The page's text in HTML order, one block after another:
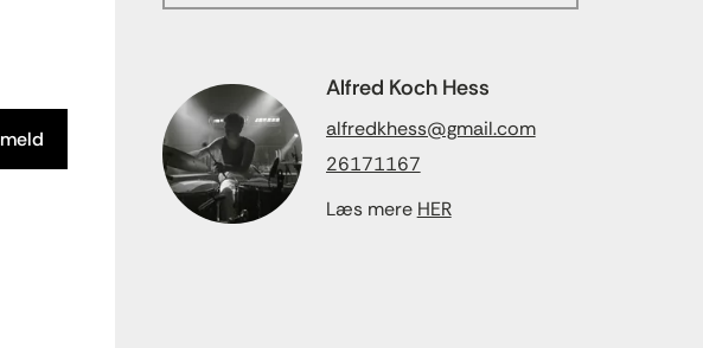
Alfred Koch Hess
alfredkhess@gmail.com
26171167
Læs mere HER